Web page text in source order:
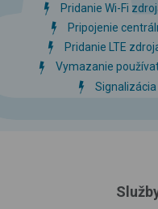
Pridanie Wi-Fi
Pripojenie
Pridanie LTE
Vymazanie